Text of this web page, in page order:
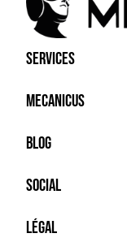
Services
ACHETER
VENDRE
SERVICES
Mecanicus
À PROPOS
HOUSE
CONTACT
Blog
NEWS
VIDÉOS
AUTOPÉDIA
Social
INSTAGRAM
TIKTOK
Légal